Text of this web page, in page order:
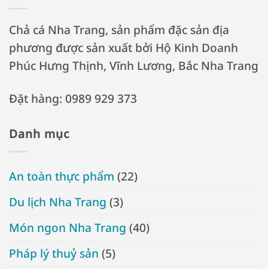
Chả cá Nha Trang, sản phẩm đặc sản địa
phương được sản xuất bởi Hộ Kinh Doanh
Phúc Hưng Thịnh, Vĩnh Lương, Bắc Nha Trang
Đặt hàng: 0989 929 373
Danh mục
An toàn thực phẩm (22)
Du lịch Nha Trang (3)
Món ngon Nha Trang (40)
Pháp lý thuỷ sản (5)